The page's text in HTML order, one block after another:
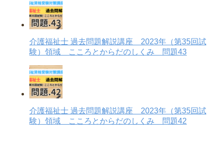
介護福祉士 過去問題解説講座 2023年（第35回試
験）領域 こころとからだのしくみ 問題43
介護福祉士 過去問題解説講座 2023年（第35回試
験）領域 こころとからだのしくみ 問題42